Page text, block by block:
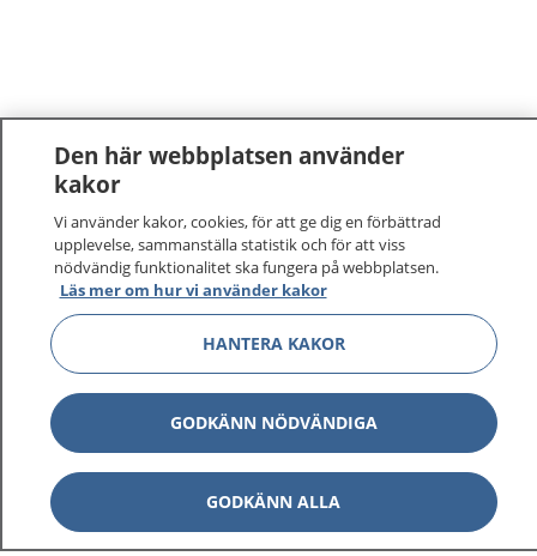
Den här webbplatsen använder
kakor
Vi använder kakor, cookies, för att ge dig en förbättrad
upplevelse, sammanställa statistik och för att viss
nödvändig funktionalitet ska fungera på webbplatsen.
Läs mer om hur vi använder kakor
HANTERA KAKOR
GODKÄNN NÖDVÄNDIGA
GODKÄNN ALLA